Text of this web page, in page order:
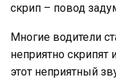
скрип – повод
Многие водители
неприятно скрипят
этот неприятный